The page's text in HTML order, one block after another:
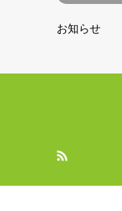
お知らせ